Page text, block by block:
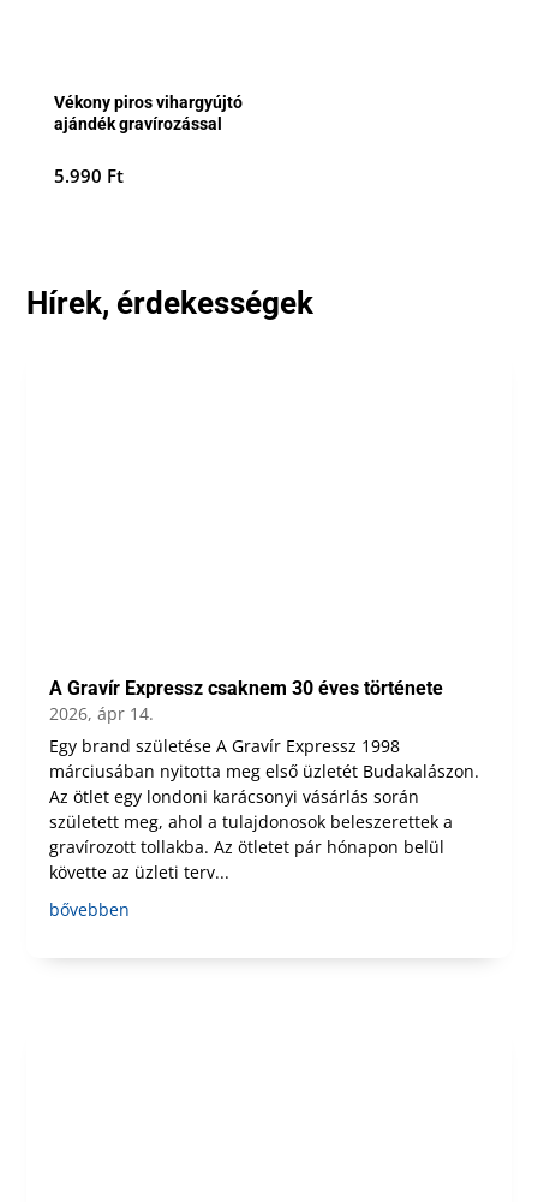
Vékony piros vihargyújtó
ajándék gravírozással
5.990 Ft
Hírek, érdekességek
A Gravír Expressz csaknem 30 éves története
2026, ápr 14.
Egy brand születése A Gravír Expressz 1998
márciusában nyitotta meg első üzletét Budakalászon.
Az ötlet egy londoni karácsonyi vásárlás során
született meg, ahol a tulajdonosok beleszerettek a
gravírozott tollakba. Az ötletet pár hónapon belül
követte az üzleti terv...
bővebben